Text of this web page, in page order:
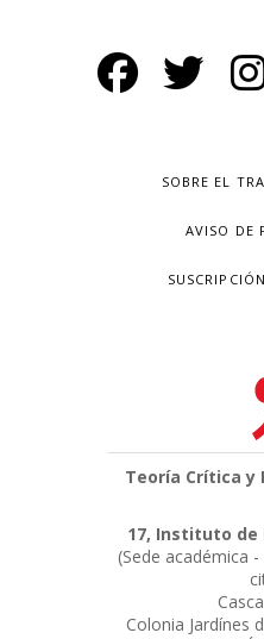
SOBRE EL
AVISO DE
Teoría Crítica y
17, Instituto de
(Sede académica
Colonia Jardínes